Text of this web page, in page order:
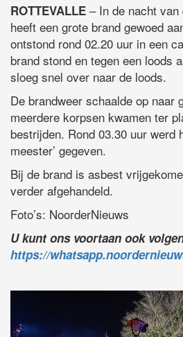
ROTTEVALLE – In de nacht
heeft een grote brand gewoed
ontstond rond 02.20 uur in een
brand stond en tegen een loods
sloeg snel over naar de loods.
De brandweer schaalde op naar
meerdere korpsen kwamen ter
bestrijden. Rond 03.30 uur werd
meester’ gegeven.
Bij de brand is asbest
verder afgehandeld.
Foto’s: NoorderNieuws
U kunt ons voortaan ook
https://